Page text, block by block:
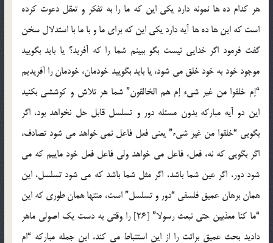
هر کدام ده ها نمونه دارد یکی این که ما را به تفکر و تعقل دعوت کرده
است که این ها ده ها آیه دارد یکی این که برای ما و با ما با استدلال سخن
گفت فرمود اگر خدایی نیست بگو ببینم شما را که آفرید؟ یا باید بگویید
موجود خود به خود خلق می شود، یا باید بگویید خودمان، خودمان را آفریدیم
“إم خلقوا من غیر شی‏ء إم هم الخالقون” شما هر تلاش و کوششی بکنید
این دو آیه مبارکه بدون مسئله دور و تسلسل قابل حل نخواهد بود، اگر
بگویی “خلقوا من غیر شی‏ء” یعنی فعل فاعل نمی خواهد می شود تصادف،
اگر بگویی که نه، فعل، فاعل می خواهد ولی فاعل فعل خود ماییم که می
شود دور، اگر عین شما باشد، اگر مثل شما باشد که می شود تسلسل، این
همان برهان عمیق فلسفی “دور و تسلسل” است، منتها همان طوری که این
“ما کنا معذبین حتی نبعث رسولا” [26] را وقتی به دست یک اصولی ماهر
دادید بحث عمیق برائت را از این استنباط می کند، این جمله مبارکه “ام